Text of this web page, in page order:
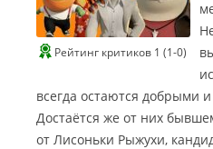
Рейтинг критиков 1 (1-0)
всегда остаются добрыми
Достаётся же от них
от Лисоньки Рыжухи,